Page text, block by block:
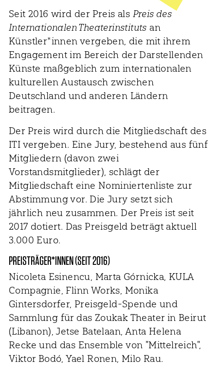
Seit 2016 wird der Preis als Preis des
Internationalen Theaterinstituts an
Künstler*innen vergeben, die mit ihrem
Engagement im Bereich der Darstellenden
Künste maßgeblich zum internationalen
kulturellen Austausch zwischen
Deutschland und anderen Ländern
beitragen.
Der Preis wird durch die Mitgliedschaft des
ITI vergeben. Eine Jury, bestehend aus fünf
Mitgliedern (davon zwei
Vorstandsmitglieder), schlägt der
Mitgliedschaft eine Nominiertenliste zur
Abstimmung vor. Die Jury setzt sich
jährlich neu zusammen. Der Preis ist seit
2017 dotiert. Das Preisgeld beträgt aktuell
3.000 Euro.
PREISTRÄGER*INNEN (SEIT 2016)
Nicoleta Esinencu, Marta Górnicka, KULA
Compagnie, Flinn Works, Monika
Gintersdorfer, Preisgeld-Spende und
Sammlung für das Zoukak Theater in Beirut
(Libanon), Jetse Batelaan, Anta Helena
Recke und das Ensemble von "Mittelreich",
Viktor Bodó, Yael Ronen, Milo Rau.